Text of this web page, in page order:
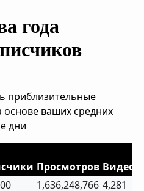
года
приблизительные
ваших средних
дни
Просмотров Видео
1,636,248,766 4,281